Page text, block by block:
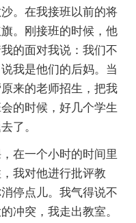
。在我接班以前的将
。刚接班的时候，他
的面对我说：我们不
我是他们的后妈。当
来的老师招生，把我
的时候，好几个学生
了。
在一个小时的时间里
我对他进行批评教
停点儿。我气得说不
冲突，我走出教室。